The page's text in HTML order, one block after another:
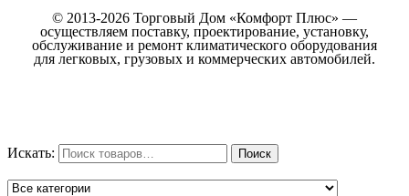
© 2013-2026 Торговый Дом «Комфорт Плюс» —
осуществляем поставку, проектирование, установку,
обслуживание и ремонт климатического оборудования
для легковых, грузовых и коммерческих автомобилей.
Искать: Поиск